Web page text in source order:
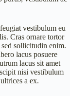
vestibulum eu
Cras ornare tortor
sollicitudin enim.
lacus posuere
lacus sit amet
nisi vestibulum
a ex.